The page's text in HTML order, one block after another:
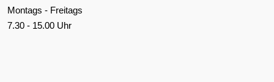
Montags - Freitags
7.30 - 15.00 Uhr